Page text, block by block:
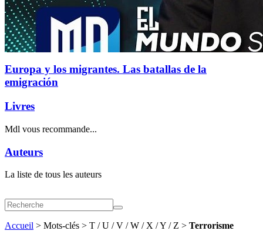
Europa y los migrantes. Las batallas de la
emigración
Livres
Mdl vous recommande...
Auteurs
La liste de tous les auteurs
Accueil > Mots-clés > T / U / V / W / X / Y / Z > Terrorisme